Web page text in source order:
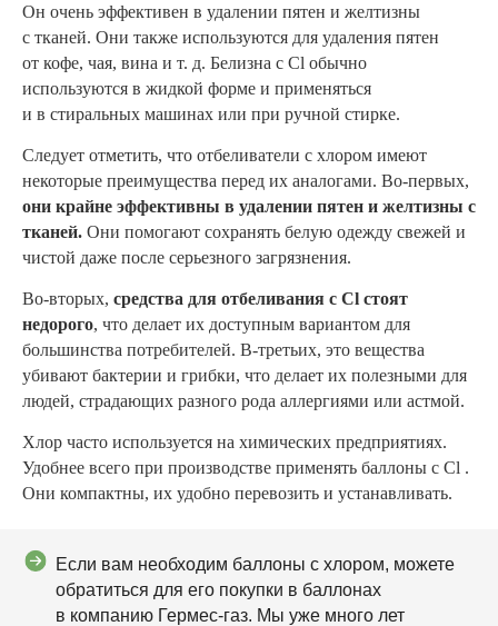
Он очень эффективен в удалении пятен и желтизны
с тканей. Они также используются для удаления пятен
от кофе, чая, вина и т. д. Белизна с Cl обычно
используются в жидкой форме и применяться
и в стиральных машинах или при ручной стирке.
Следует отметить, что отбеливатели с хлором имеют
некоторые преимущества перед их аналогами. Во-первых,
они крайне эффективны в удалении пятен и желтизны с
тканей. Они помогают сохранять белую одежду свежей и
чистой даже после серьезного загрязнения.
Во-вторых, средства для отбеливания с Cl стоят
недорого, что делает их доступным вариантом для
большинства потребителей. В-третьих, это вещества
убивают бактерии и грибки, что делает их полезными для
людей, страдающих разного рода аллергиями или астмой.
Хлор часто используется на химических предприятиях.
Удобнее всего при производстве применять баллоны с Cl .
Они компактны, их удобно перевозить и устанавливать.
Если вам необходим баллоны с хлором, можете
обратиться для его покупки в баллонах
в компанию Гермес-газ. Мы уже много лет